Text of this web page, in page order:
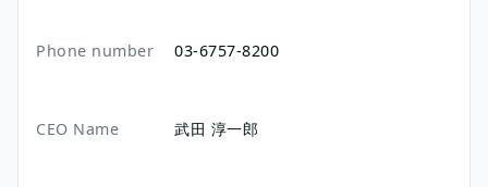
Phone number 03-6757-8200
CEO Name 武田 淳一郎